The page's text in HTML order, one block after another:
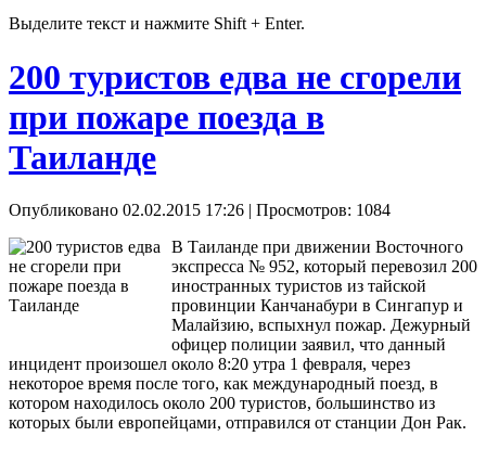
Выделите текст и нажмите Shift + Enter.
200 туристов едва не сгорели
при пожаре поезда в
Таиланде
Опубликовано 02.02.2015 17:26 | Просмотров: 1084
В Таиланде при движении Восточного
экспресса № 952, который перевозил 200
иностранных туристов из тайской
провинции Канчанабури в Сингапур и
Малайзию, вспыхнул пожар. Дежурный
офицер полиции заявил, что данный
инцидент произошел около 8:20 утра 1 февраля, через
некоторое время после того, как международный поезд, в
котором находилось около 200 туристов, большинство из
которых были европейцами, отправился от станции Дон Рак.